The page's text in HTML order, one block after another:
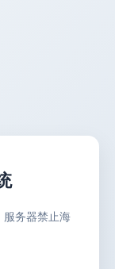
服务器禁止海